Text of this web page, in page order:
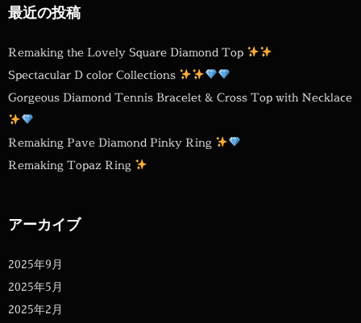
最近の投稿
Remaking the Lovely Square Diamond Top
Spectacular D color Collections
Gorgeous Diamond Tennis Bracelet & Cross Top with Necklace
Remaking Pave Diamond Pinky Ring
Remaking Topaz Ring
アーカイブ
2025年9月
2025年5月
2025年2月